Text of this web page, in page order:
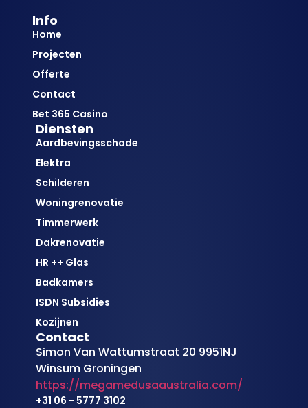
Info
Home
Projecten
Offerte
Contact
Bet 365 Casino
Diensten
Aardbevingsschade
Elektra
Schilderen
Woningrenovatie
Timmerwerk
Dakrenovatie
HR ++ Glas
Badkamers
ISDN Subsidies
Kozijnen
Contact
Simon Van Wattumstraat 20 9951NJ
Winsum Groningen
https://megamedusaaustralia.com/
+31 06 - 5777 3102